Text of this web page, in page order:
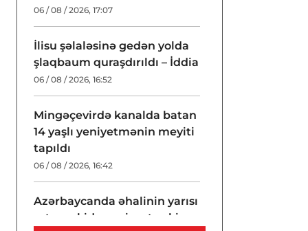
06 / 08 / 2026, 17:07
İlisu şəlaləsinə gedən yolda
şlaqbaum quraşdırıldı – İddia
06 / 08 / 2026, 16:52
Mingəçevirdə kanalda batan
14 yaşlı yeniyetmənin meyiti
tapıldı
06 / 08 / 2026, 16:42
Azərbaycanda əhalinin yarısı
artıq çəkidən əziyyət çəkir